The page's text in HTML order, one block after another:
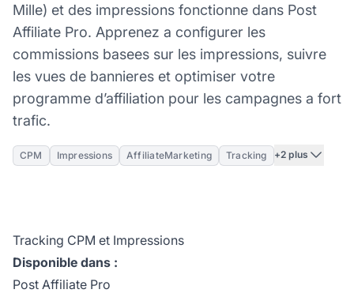
Mille) et des impressions fonctionne dans Post
Affiliate Pro. Apprenez a configurer les
commissions basees sur les impressions, suivre
les vues de bannieres et optimiser votre
programme d’affiliation pour les campagnes a fort
trafic.
CPM Impressions AffiliateMarketing Tracking +2 plus
Tracking CPM et Impressions
Disponible dans :
Post Affiliate Pro